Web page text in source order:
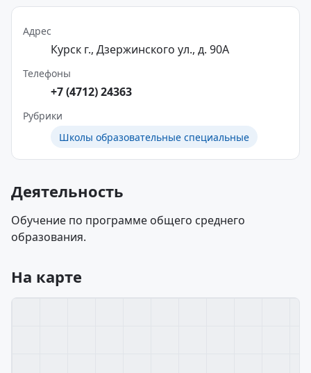
Адрес
Курск г., Дзержинского ул., д. 90А
Телефоны
+7 (4712) 24363
Рубрики
Школы образовательные специальные
Деятельность
Обучение по программе общего среднего
образования.
На карте